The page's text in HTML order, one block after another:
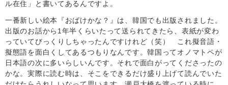
ル在住」と書いてあるんですよ。
一番新しい絵本『おばけかな？』は、韓国でも出版されました。
出版のお話から1年半くらいたって送られてきたら、表紙が変わ
っていてびっくりしちゃったんですけれど（笑） これ擬音語・
擬態語を面白くしてあるつもりなんです。韓国ってオノマトペが
日本語の次に多いらしいんです。それで面白がってくださったの
かな。実際に読む時は、そこをできるだけ盛り上げて読んでいた